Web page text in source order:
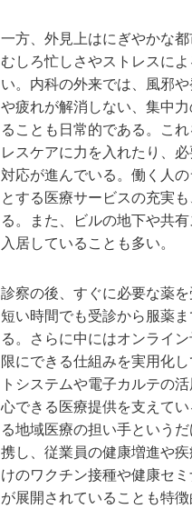
一方、外見上はにぎやかな
むしろ忙しさやストレスに
い。内科の外来では、風邪
や疲れが解消しない、集中
ることも日常的である。こ
レスケアに力を入れたり、
対応が進んでいる。働く人
とする医療サービスの充実
る。また、ビルの地下や共
入居していることも多い。
診察の後、すぐに必要な薬
短い時間でも受診から服薬
る。さらに中にはオンライ
限にできる仕組みを実用化
トシステムや電子カルテの
心できる医療提供を支えて
る地域医療の担い手という
携し、従業員の健康増進や
けのワクチン接種や健康セ
が展開されていることも特徴